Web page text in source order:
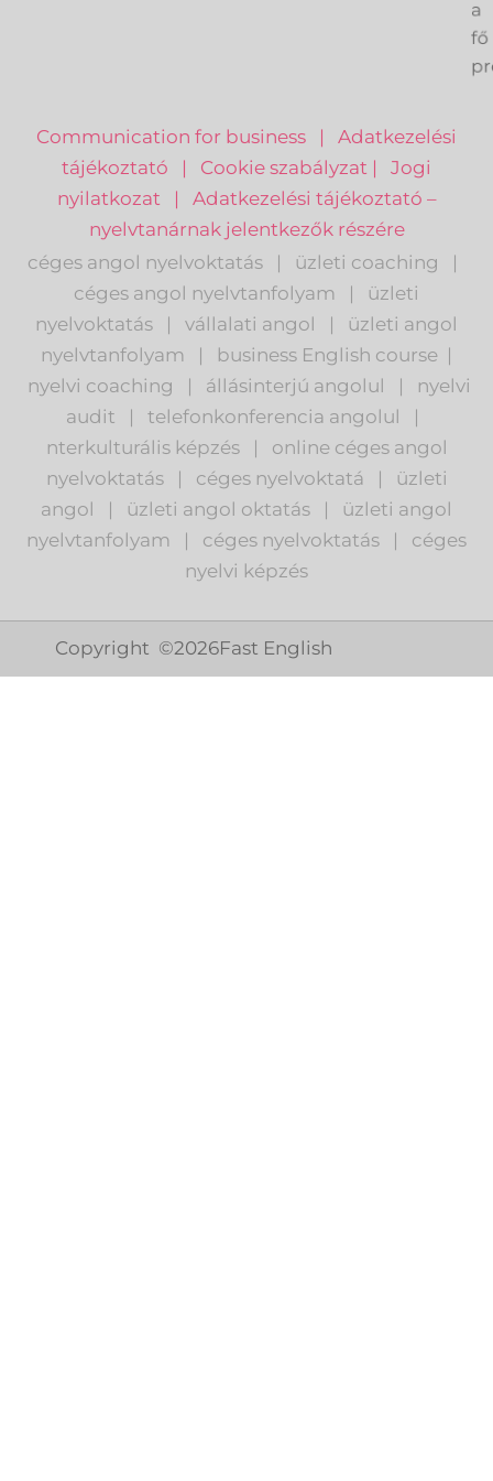
a
fő
Communication for business | Adatkezelési
tájékoztató | Cookie szabályzat | Jogi
nyilatkozat | Adatkezelési tájékoztató –
nyelvtanárnak jelentkezők részére
céges angol nyelvoktatás
| üzleti coaching
|
céges angol nyelvtanfolyam
|
üzleti
nyelvoktatás
| vállalati angol |
üzleti angol
nyelvtanfolyam
| business English course |
nyelvi coaching
| állásinterjú angolul |
nyelvi
audit
| telefonkonferencia angolul
|
nterkulturális képzés
| online céges angol
nyelvoktatás
| céges nyelvoktatá |
üzleti
angol
| üzleti angol oktatás |
üzleti angol
nyelvtanfolyam
| céges nyelvoktatás |
céges
nyelvi képzés
Copyright ©2026Fast English